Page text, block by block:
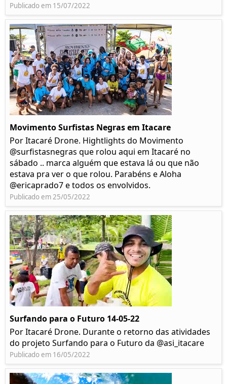
Publicado em 15/07/2022
Movimento Surfistas Negras em Itacare
Por Itacaré Drone. Hightlights do Movimento
@surfistasnegras que rolou aqui em Itacaré no
sábado .. marca alguém que estava lá ou que não
estava pra ver o que rolou. Parabéns e Aloha
@ericaprado7 e todos os envolvidos.
Publicado em 25/05/2022
Surfando para o Futuro 14-05-22
Por Itacaré Drone. Durante o retorno das atividades
do projeto Surfando para o Futuro da @asi_itacare
Publicado em 16/05/2022